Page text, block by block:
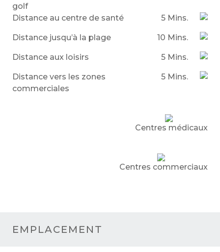
golf
Distance au centre de santé 5 Mins.
Distance jusqu’à la plage 10 Mins.
Distance aux loisirs 5 Mins.
Distance vers les zones
commerciales
5 Mins.
Centres médicaux
Centres commerciaux
EMPLACEMENT